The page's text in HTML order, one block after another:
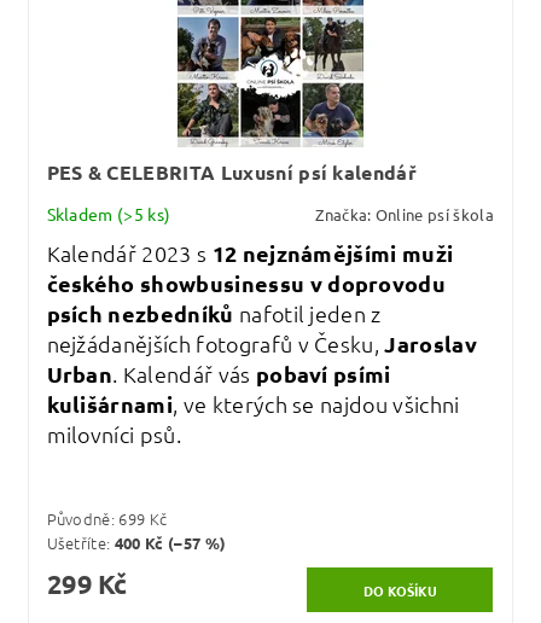
PES & CELEBRITA Luxusní psí kalendář
Skladem (>5 ks) Značka: Online psí škola
Kalendář 2023 s 12 nejznámějšími muži
českého showbusinessu v doprovodu
psích nezbedníků nafotil jeden z
nejžádanějších fotografů v Česku,Jaroslav
Urban. Kalendář vás pobaví psími
kulišárnami, ve kterých se najdou všichni
milovníci psů.
Původně: 699 Kč
Ušetříte: 400 Kč (–57 %)
299 Kč